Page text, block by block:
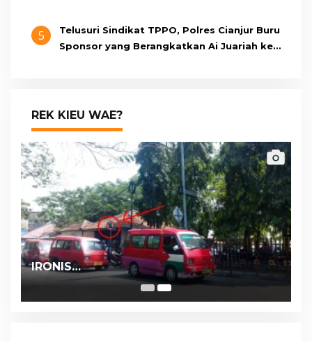
5
Telusuri Sindikat TPPO, Polres Cianjur Buru
Sponsor yang Berangkatkan Ai Juariah ke
REK KIEU WAE?
IRONIS…